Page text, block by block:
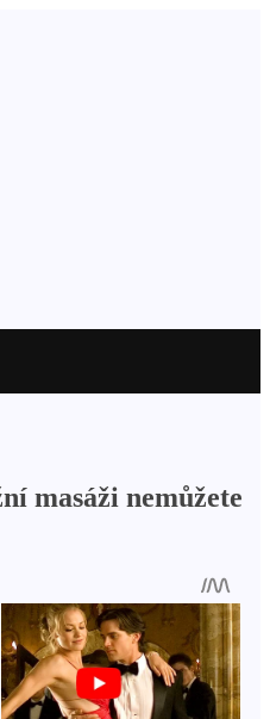
masáži nemůžete